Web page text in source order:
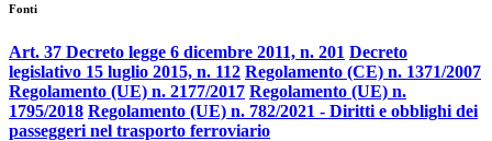
Fonti
Art. 37 Decreto legge 6 dicembre 2011, n. 201 Decreto
legislativo 15 luglio 2015, n. 112 Regolamento (CE) n. 1371/2007
Regolamento (UE) n. 2177/2017 Regolamento (UE) n.
1795/2018 Regolamento (UE) n. 782/2021 - Diritti e obblighi dei
passeggeri nel trasporto ferroviario